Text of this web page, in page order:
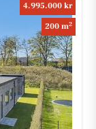
4.995.000 kr
200 m2